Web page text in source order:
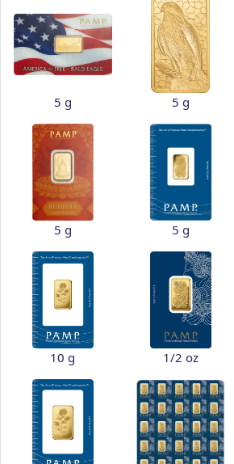
5 g 5 g
5 g 5 g
10 g 1/2 oz